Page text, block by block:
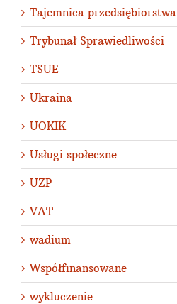
Tajemnica przedsiębiorstwa
Trybunał Sprawiedliwości
TSUE
Ukraina
UOKIK
Usługi społeczne
UZP
VAT
wadium
Współfinansowane
wykluczenie